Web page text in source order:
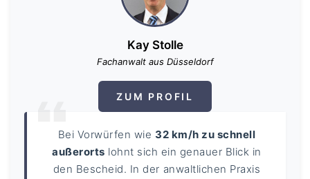
Kay Stolle
Fachanwalt aus Düsseldorf
ZUM PROFIL
Bei Vorwürfen wie 32 km/h zu schnell
außerorts lohnt sich ein genauer Blick in
den Bescheid. In der anwaltlichen Praxis